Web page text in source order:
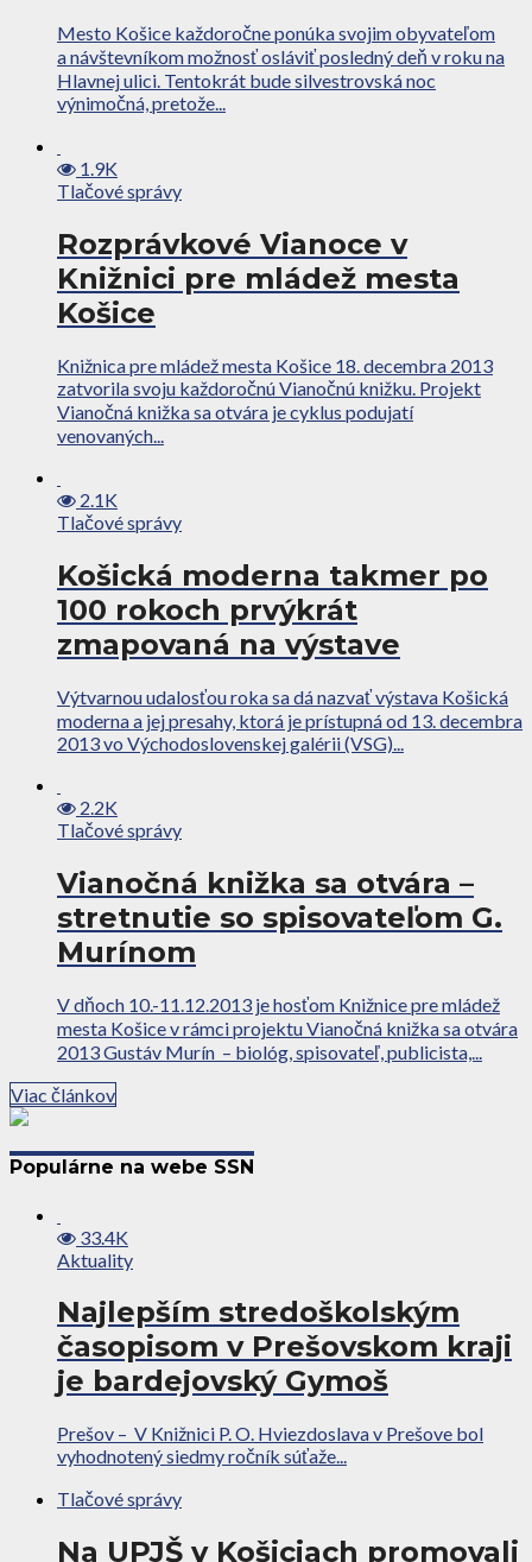
Mesto Košice každoročne ponúka svojim obyvateľom
a návštevníkom možnosť osláviť posledný deň v roku na
Hlavnej ulici. Tentokrát bude silvestrovská noc
výnimočná, pretože...
1.9K
Tlačové správy
Rozprávkové Vianoce v
Knižnici pre mládež mesta
Košice
Knižnica pre mládež mesta Košice 18. decembra 2013
zatvorila svoju každoročnú Vianočnú knižku. Projekt
Vianočná knižka sa otvára je cyklus podujatí
venovaných...
2.1K
Tlačové správy
Košická moderna takmer po
100 rokoch prvýkrát
zmapovaná na výstave
Výtvarnou udalosťou roka sa dá nazvať výstava Košická
moderna a jej presahy, ktorá je prístupná od 13. decembra
2013 vo Východoslovenskej galérii (VSG)...
2.2K
Tlačové správy
Vianočná knižka sa otvára –
stretnutie so spisovateľom G.
Murínom
V dňoch 10.-11.12.2013 je hosťom Knižnice pre mládež
mesta Košice v rámci projektu Vianočná knižka sa otvára
2013 Gustáv Murín – biológ, spisovateľ, publicista,...
Viac článkov
Populárne na webe SSN
33.4K
Aktuality
Najlepším stredoškolským
časopisom v Prešovskom kraji
je bardejovský Gymoš
Prešov – V Knižnici P. O. Hviezdoslava v Prešove bol
vyhodnotený siedmy ročník súťaže...
Tlačové správy
Na UPJŠ v Košiciach promovali